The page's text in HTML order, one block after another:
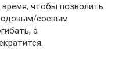
чтобы позволить
соевым
а